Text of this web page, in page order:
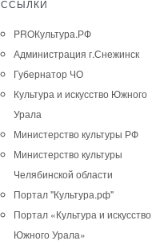
ССЫЛКИ
PROКультура.РФ
Администрация г.Снежинск
Губернатор ЧО
Культура и искусство Южного
Урала
Министерство культуры РФ
Министерство культуры
Челябинской области
Портал "Культура.рф"
Портал «Культура и искусство
Южного Урала»